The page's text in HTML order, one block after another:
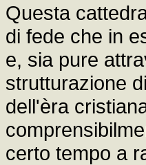
Questa
di fede che in
e, sia pure
strutturazione
dell'èra
certo tempo a